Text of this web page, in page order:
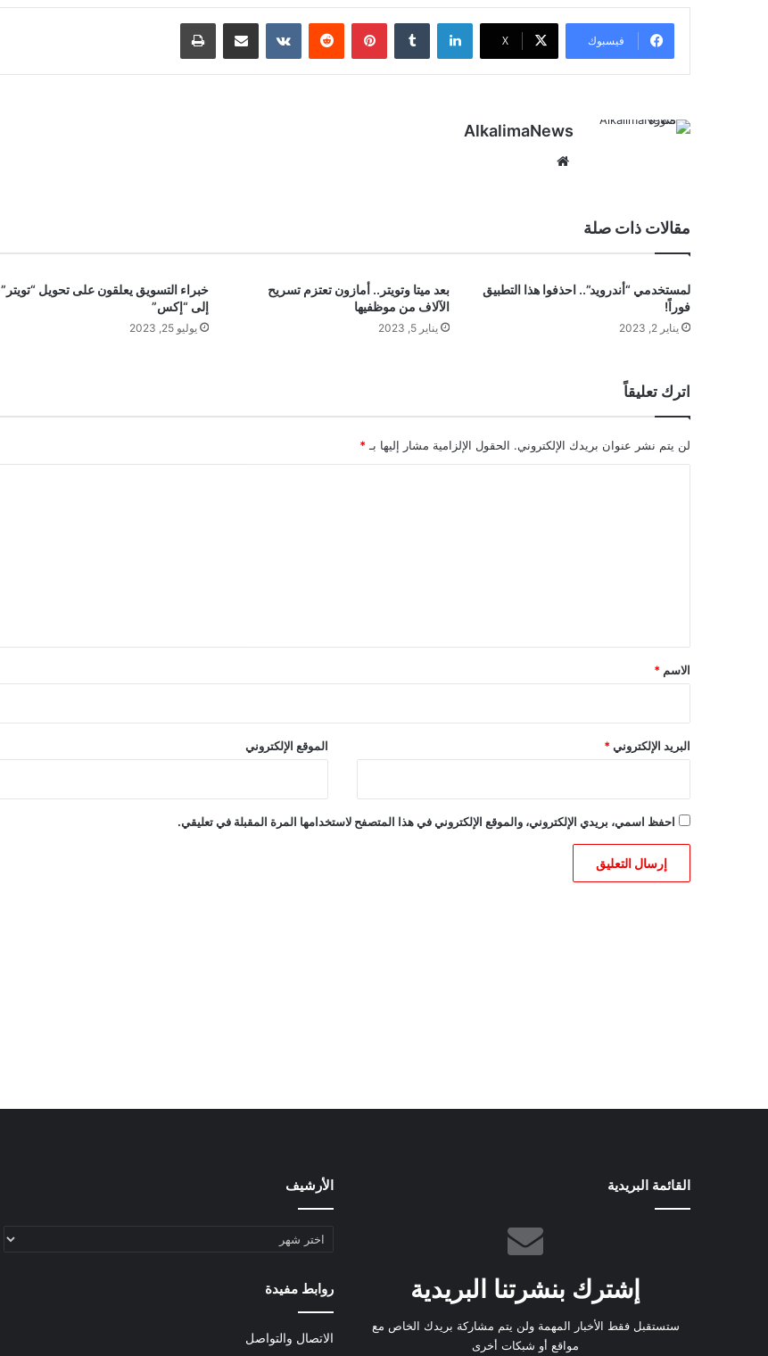
فيسبوك ‫X
لينكدإن بينتيريست
AlkalimaNews
مقالات ذات صلة
لمستخدمي “أندرويد”.. احذفوا هذا التطبيق
فوراً!
يناير 2, 2023
بعد ميتا وتويتر.. أمازون تعتزم تسريح
الآلاف من موظفيها
يناير 5, 2023
خبراء التسويق يعلقون على تحويل “تويتر”
إلى “إكس”
يوليو 25, 2023
اترك تعليقاً
لن يتم نشر عنوان بريدك الإلكتروني. الحقول الإلزامية مشار إليها بـ *
*
الاسم *
البريد الإلكتروني * الموقع الإلكتروني
احفظ اسمي، بريدي الإلكتروني، والموقع الإلكتروني في هذا المتصفح لاستخدامها المرة المقبلة في تعليقي.
القائمة البريدية
إشترك بنشرتنا البريدية
ستستقبل فقط الأخبار المهمة ولن يتم مشاركة بريدك الخاص مع
مواقع أو شبكات أخرى
الأرشيف
الأرشيف
روابط مفيدة
الاتصال والتواصل